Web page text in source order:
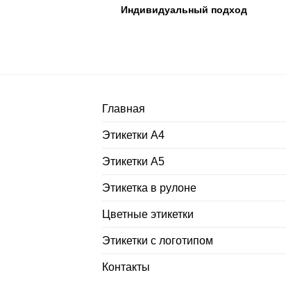
Индивидуальный подход
Главная
Этикетки А4
Этикетки А5
Этикетка в рулоне
Цветные этикетки
Этикетки с логотипом
Контакты